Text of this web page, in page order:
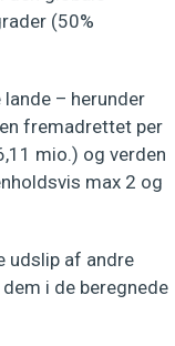
(50%
– herunder
fremadrettet per
mio.) og verden
max 2 og
udslip af andre
i de beregnede